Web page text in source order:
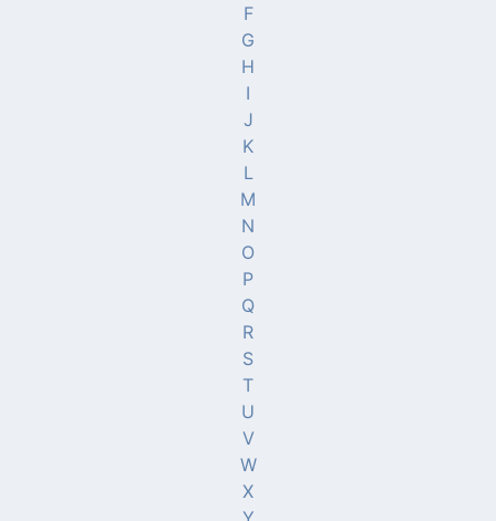
F
G
H
I
J
K
L
M
N
O
P
Q
R
S
T
U
V
W
X